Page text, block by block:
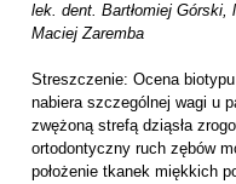
lek. dent. Bartłomiej
Maciej Zaremba
Streszczenie: Ocena
nabiera szczególnej wagi u
zwężoną strefą dziąsła
ortodontyczny ruch zębów
położenie tkanek miękkich